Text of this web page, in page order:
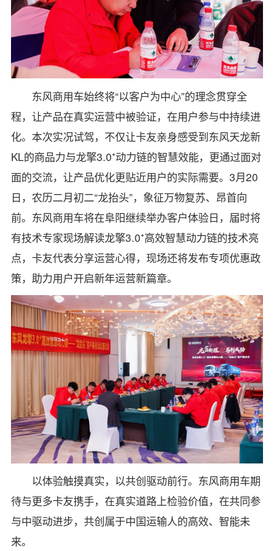
东风商用车始终将“以客户为中心”的理念贯穿全
程，让产品在真实运营中被验证，在用户参与中持续进
化。本次实况试驾，不仅让卡友亲身感受到东风天龙新
KL的商品力与龙擎3.0⁺动力链的智慧效能，更通过面对
面的交流，让产品优化更贴近用户的实际需要。3月20
日，农历二月初二“龙抬头”，象征万物复苏、昂首向
前。东风商用车将在阜阳继续举办客户体验日，届时将
有技术专家现场解读龙擎3.0⁺高效智慧动力链的技术亮
点，卡友代表分享运营心得，现场还将发布专项优惠政
策，助力用户开启新年运营新篇章。
以体验触摸真实，以共创驱动前行。东风商用车期
待与更多卡友携手，在真实道路上检验价值，在共同参
与中驱动进步，共创属于中国运输人的高效、智能未
来。